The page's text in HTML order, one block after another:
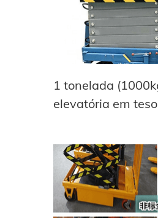
1 tonelada
elevatória em